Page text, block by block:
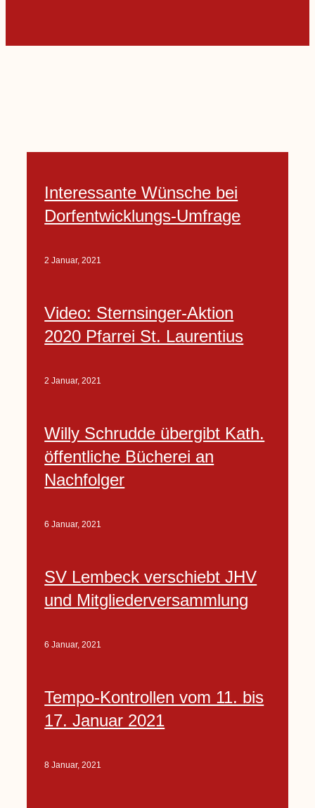
Interessante Wünsche bei
Dorfentwicklungs-Umfrage
2 Januar, 2021
Video: Sternsinger-Aktion
2020 Pfarrei St. Laurentius
2 Januar, 2021
Willy Schrudde übergibt Kath.
öffentliche Bücherei an
Nachfolger
6 Januar, 2021
SV Lembeck verschiebt JHV
und Mitgliederversammlung
6 Januar, 2021
Tempo-Kontrollen vom 11. bis
17. Januar 2021
8 Januar, 2021